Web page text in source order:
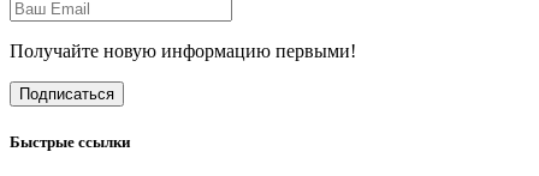
Получайте новую информацию первыми!
Подписаться
Быстрые ссылки